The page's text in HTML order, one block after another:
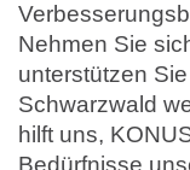
Nehmen Sie
unterstützen
Schwarzwald
hilft uns,
Bedürfnisse